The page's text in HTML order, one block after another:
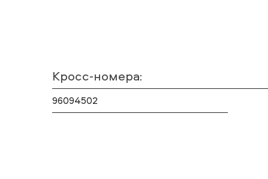
Кросс-номера:
96094502